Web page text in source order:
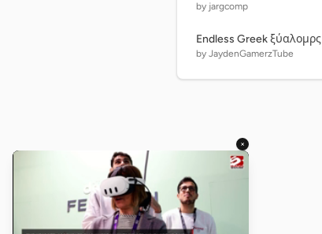
by jargcomp
Endless Greek ξύαλομρς
by JaydenGamerzTube
×